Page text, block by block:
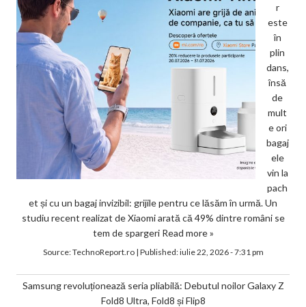
r
este
în
plin
dans,
însă
de
mult
e ori
bagaj
ele
vin la
pach
et și cu un bagaj invizibil: grijile pentru ce lăsăm în urmă. Un
studiu recent realizat de Xiaomi arată că 49% dintre români se
tem de spargeri Read more »
Source:TechnoReport.ro| Published:iulie 22, 2026 - 7:31 pm
Samsung revoluționează seria pliabilă: Debutul noilor Galaxy Z
Fold8 Ultra, Fold8 și Flip8